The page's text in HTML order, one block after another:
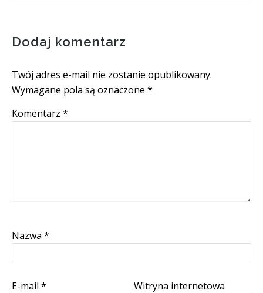
Dodaj komentarz
Twój adres e-mail nie zostanie opublikowany.
Wymagane pola są oznaczone *
Komentarz *
Nazwa *
E-mail * Witryna internetowa